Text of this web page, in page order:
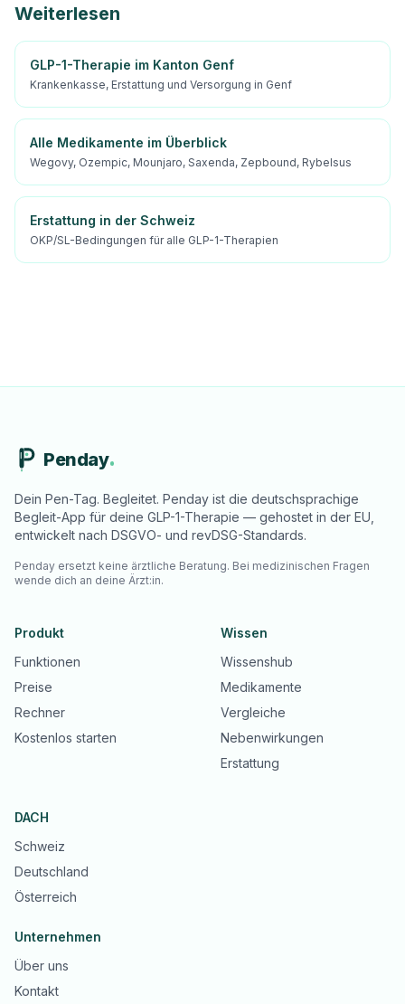
Weiterlesen
GLP-1-Therapie im Kanton Genf
Krankenkasse, Erstattung und Versorgung in Genf
Alle Medikamente im Überblick
Wegovy, Ozempic, Mounjaro, Saxenda, Zepbound, Rybelsus
Erstattung in der Schweiz
OKP/SL-Bedingungen für alle GLP-1-Therapien
Penday
Dein Pen-Tag. Begleitet. Penday ist die deutschsprachige
Begleit-App für deine GLP-1-Therapie — gehostet in der EU,
entwickelt nach DSGVO- und revDSG-Standards.
Penday ersetzt keine ärztliche Beratung. Bei medizinischen Fragen
wende dich an deine Ärzt:in.
Produkt
Funktionen
Preise
Rechner
Kostenlos starten
Wissen
Wissenshub
Medikamente
Vergleiche
Nebenwirkungen
Erstattung
DACH
Schweiz
Deutschland
Österreich
Unternehmen
Über uns
Kontakt